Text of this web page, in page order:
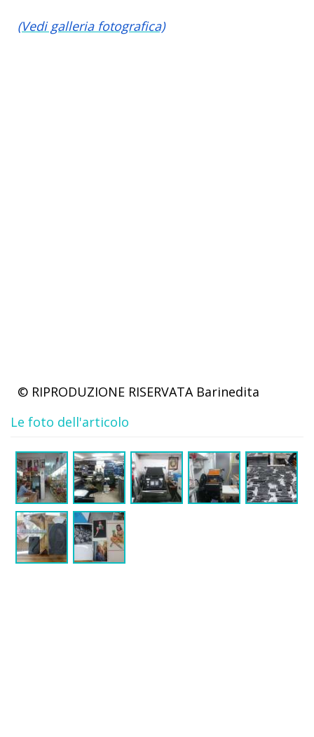
(Vedi galleria fotografica)
© RIPRODUZIONE RISERVATA Barinedita
Le foto dell'articolo